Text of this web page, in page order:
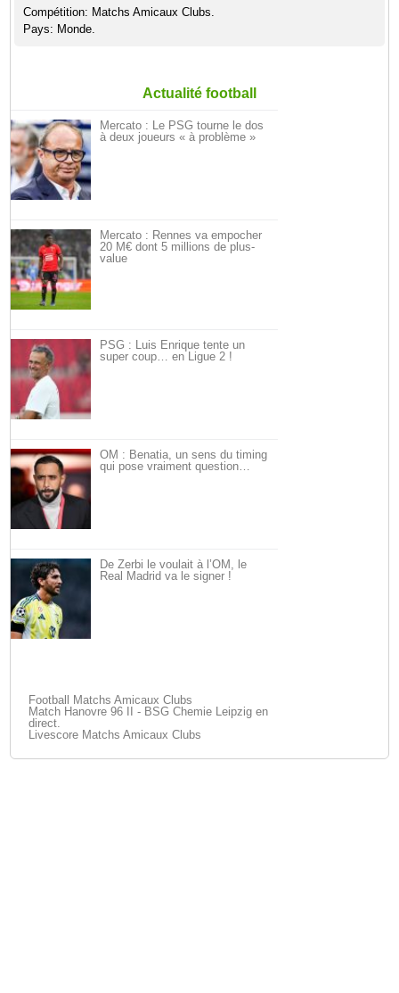
Compétition: Matchs Amicaux Clubs.
Pays: Monde.
Actualité football
Mercato : Le PSG tourne le dos
à deux joueurs « à problème »
Mercato : Rennes va empocher
20 M€ dont 5 millions de plus-
value
PSG : Luis Enrique tente un
super coup… en Ligue 2 !
OM : Benatia, un sens du timing
qui pose vraiment question…
De Zerbi le voulait à l’OM, le
Real Madrid va le signer !
Football Matchs Amicaux Clubs
Match Hanovre 96 II - BSG Chemie Leipzig en
direct.
Livescore Matchs Amicaux Clubs